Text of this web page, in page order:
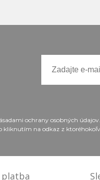
ochrany osobných
kliknutím na odkaz z
platba